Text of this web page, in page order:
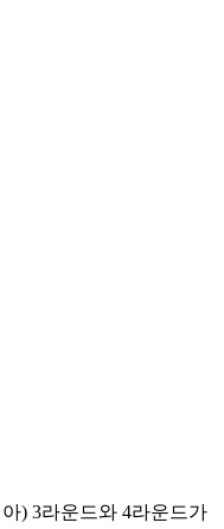
) 3라운드와 4라운드가